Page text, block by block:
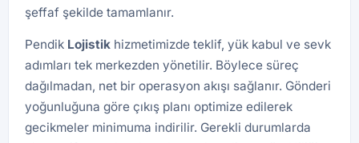
şeffaf şekilde tamamlanır.
Pendik Lojistik hizmetimizde teklif, yük kabul ve sevk
adımları tek merkezden yönetilir. Böylece süreç
dağılmadan, net bir operasyon akışı sağlanır. Gönderi
yoğunluğuna göre çıkış planı optimize edilerek
gecikmeler minimuma indirilir. Gerekli durumlarda